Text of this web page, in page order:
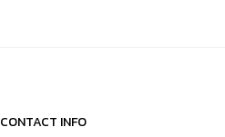
CONTACT INFO